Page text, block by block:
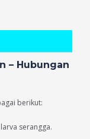
– Hubungan
berikut:
serangga.